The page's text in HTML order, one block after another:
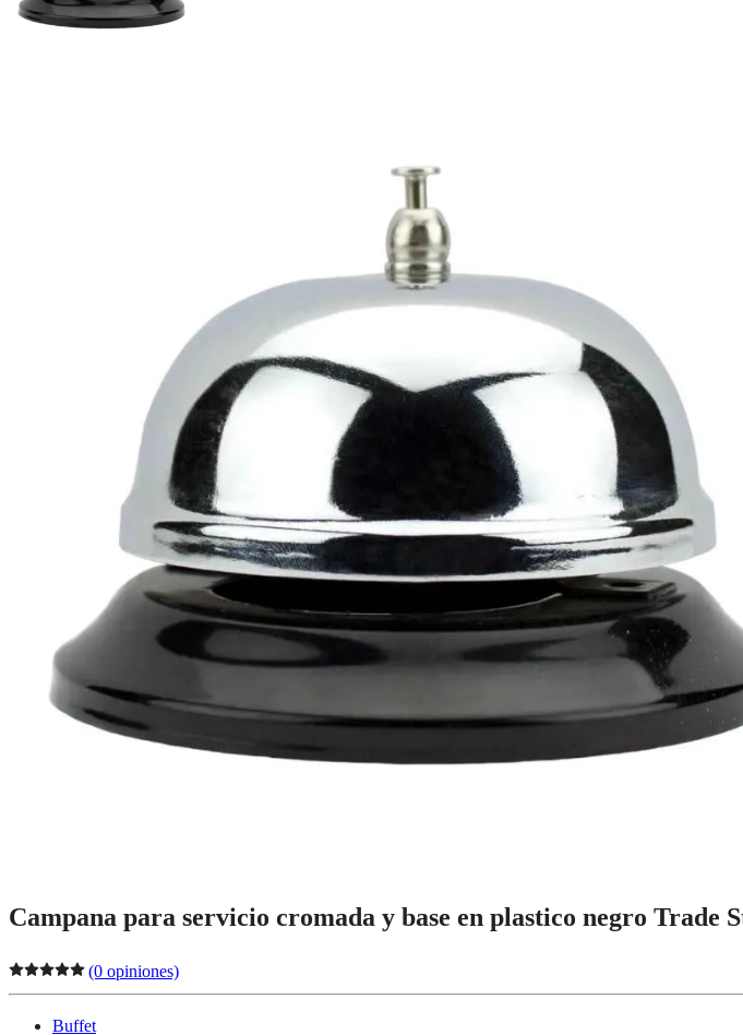
Campana para servicio cromada y base en plastico negro Trade
(0 opiniones)
Buffet